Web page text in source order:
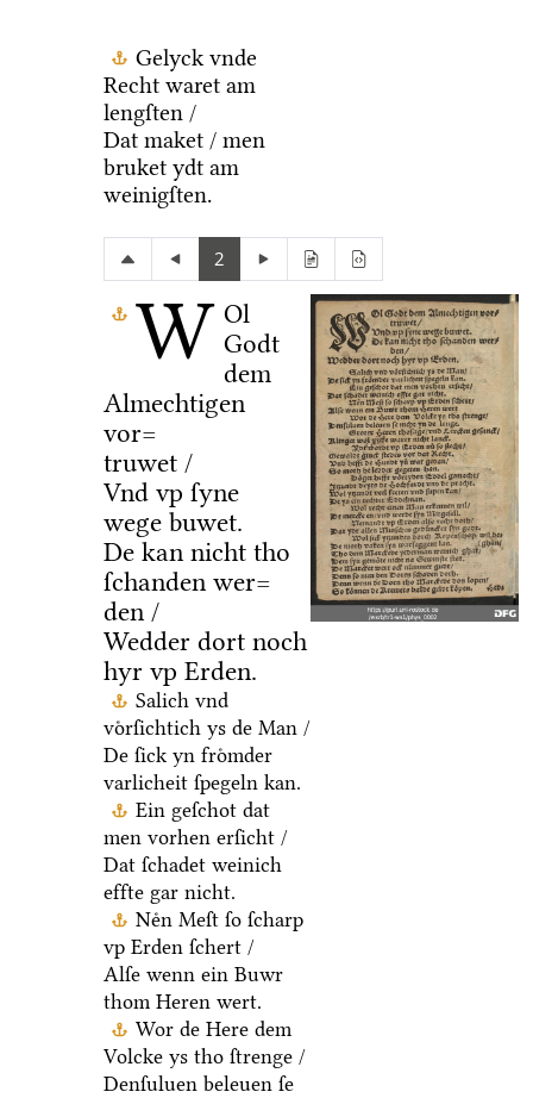
Gelyck vnde
Recht waret am
lengſten /
Dat maket / men
bruket ydt am
weinigſten.
2
W Ol
Godt
dem
Almechtigen
vor=
truwet /
Vnd vp ſyne
wege buwet.
De kan nicht tho
ſchanden wer=
den /
Wedder dort noch
hyr vp Erden.
Salich vnd
voͤrſichtich ys de Man /
De ſick yn froͤmder
varlicheit ſpegeln kan.
Ein geſchot dat
men vorhen erſicht /
Dat ſchadet weinich
effte gar nicht.
Neͤn Meſt ſo ſcharp
vp Erden ſchert /
Alſe wenn ein Buwr
thom Heren wert.
Wor de Here dem
Volcke ys tho ſtrenge /
Denſuluen beleuen ſe